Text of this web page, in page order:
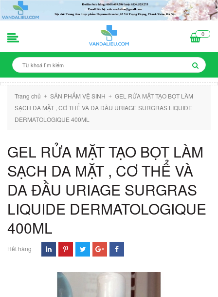
0
Trang chủ + SẢN PHẨM VỆ SINH + GEL RỬA MẶT TẠO BỌT LÀM
SẠCH DA MẶT , CƠ THỂ VÀ DA ĐẦU URIAGE SURGRAS LIQUIDE
DERMATOLOGIQUE 400ML
GEL RỬA MẶT TẠO BỌT LÀM
SẠCH DA MẶT , CƠ THỂ VÀ
DA ĐẦU URIAGE SURGRAS
LIQUIDE DERMATOLOGIQUE
400ML
Hết hàng